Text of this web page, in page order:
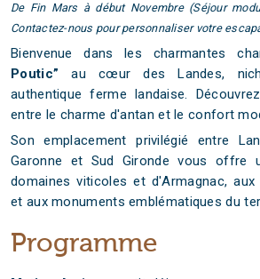
De Fin Mars à début Novembre (Séjour
Contactez-nous pour personnaliser votre
Bienvenue dans les charmantes
Poutic” au cœur des Landes,
authentique ferme landaise.
entre le charme d'antan et le confort
Son emplacement privilégié entre
Garonne et Sud Gironde vous offre
domaines viticoles et d'Armagnac,
et aux monuments emblématiques du
Programme